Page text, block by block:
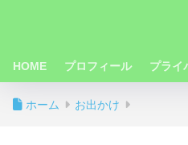
HOME プロフィール プライ
ホーム お出かけ